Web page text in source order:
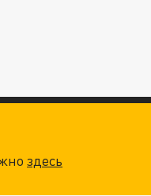
здесь